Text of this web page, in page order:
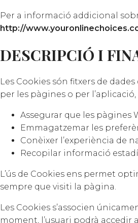
Per a informació addicional
http://
DESCRIPCIÓ I
Les Cookies són fitxers de
per les pàgines o per
Assegurar que les
Emmagatzemar les
Conèixer l’experiència de
Recopilar informació
L’ús de Cookies ens permet
sempre que visiti la pàgina.
Les Cookies s’associen
moment, l’usuari podrà accedir